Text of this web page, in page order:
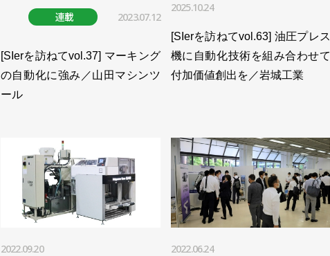
連載 2023.07.12
[SIerを訪ねてvol.37] マーキング
の自動化に強み／山田マシンツ
ール
2025.10.24
[SIerを訪ねてvol.63] 油圧プレス
機に自動化技術を組み合わせて
付加価値創出を／岩城工業
2022.09.20 2022.06.24